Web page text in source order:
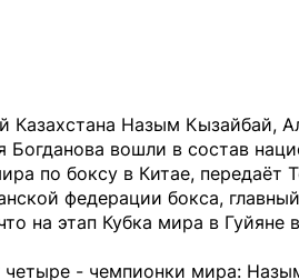
Казахстана Назым Кызайбай,
Богданова вошли в состав
по боксу в Китае, передаёт
федерации бокса,
на этап Кубка мира в Гуйяне
четыре - чемпионки мира: